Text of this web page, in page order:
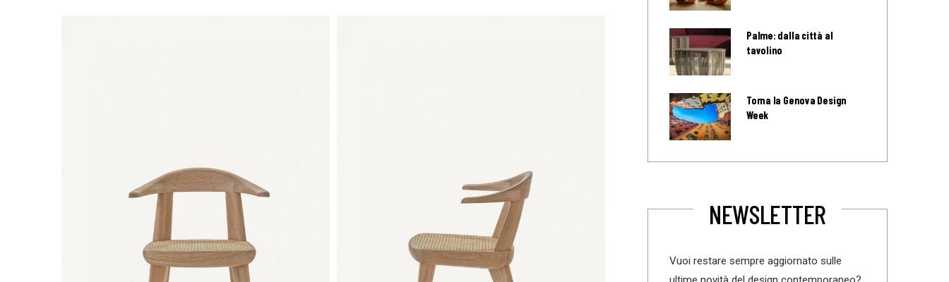
Palme: dalla città al
tavolino
Torna la Genova Design
Week
NEWSLETTER
Vuoi restare sempre aggiornato sulle